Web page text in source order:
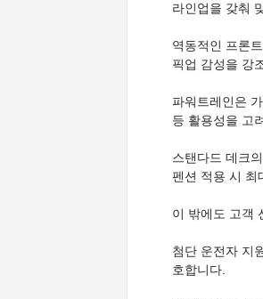
라인업을 갖춰
역동적인 프론
픽업 감성을 강
파워트레인은
등 활용성을 고
스탠다드 데크
펜션 적용 시 최
이 밖에도 고객
첨단 운전자 지
호합니다.